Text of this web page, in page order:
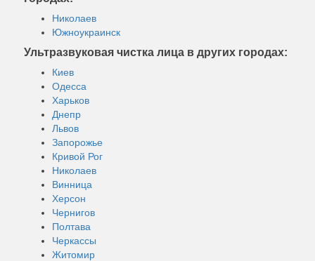
Николаев
Южноукраинск
Ультразвуковая чистка лица в других городах:
Киев
Одесса
Харьков
Днепр
Львов
Запорожье
Кривой Рог
Николаев
Винница
Херсон
Чернигов
Полтава
Черкассы
Житомир